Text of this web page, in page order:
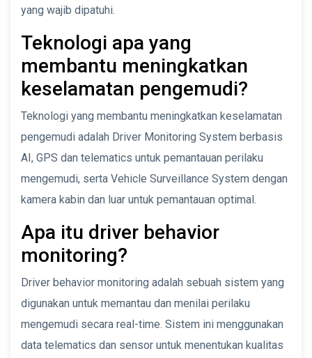
yang wajib dipatuhi.
Teknologi apa yang
membantu meningkatkan
keselamatan pengemudi?
Teknologi yang membantu meningkatkan keselamatan
pengemudi adalah Driver Monitoring System berbasis
AI, GPS dan telematics untuk pemantauan perilaku
mengemudi, serta Vehicle Surveillance System dengan
kamera kabin dan luar untuk pemantauan optimal.
Apa itu driver behavior
monitoring?
Driver behavior monitoring adalah sebuah sistem yang
digunakan untuk memantau dan menilai perilaku
mengemudi secara real-time. Sistem ini menggunakan
data telematics dan sensor untuk menentukan kualitas